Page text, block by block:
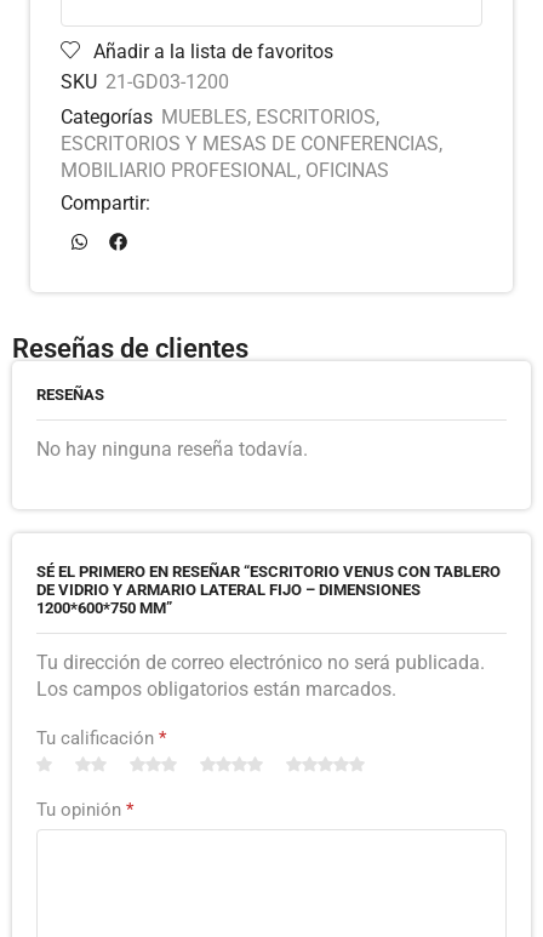
Añadir a la lista de favoritos
SKU 21-GD03-1200
Categorías MUEBLES, ESCRITORIOS,
ESCRITORIOS Y MESAS DE CONFERENCIAS,
MOBILIARIO PROFESIONAL, OFICINAS
Compartir:
Reseñas de clientes
RESEÑAS
No hay ninguna reseña todavía.
SÉ EL PRIMERO EN RESEÑAR “ESCRITORIO VENUS CON TABLERO
DE VIDRIO Y ARMARIO LATERAL FIJO – DIMENSIONES
1200*600*750 MM”
Tu dirección de correo electrónico no será publicada.
Los campos obligatorios están marcados.
Tu calificación *
Tu opinión *